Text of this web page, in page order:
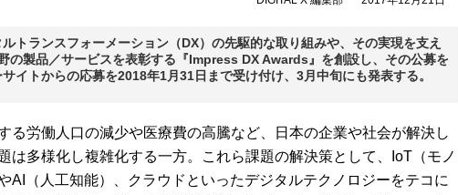
トランスフォーメーション（DX）の先駆的な取り組みや、その実現を支え
の製品／サービスを表彰する『Impress DX Awards』を創設し、その公募を
イトからの応募を2018年1月31日まで受け付け、3月中旬にも発表する。
る労働人口の減少や医療費の高騰など、日本の企業や社会が解決し
は多様化し複雑化する一方。これら課題の解決策として、IoT（モノ
AI（人工知能）、クラウドといったデジタルテクノロジーをテコに